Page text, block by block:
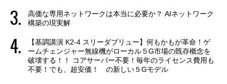
高価な専用ネットワークは本当に必要か？ AIネットワーク
構築の現実解
【基調講演 K2-4 スリーダブリュー】何もかもが革命！ゲ
ームチェンジャー無線機がローカル５G市場の既存概念を
破壊する！！ コアサーバー不要！毎年のライセンス費用も
不要！でも、超安価！ の新しい５Gモデル